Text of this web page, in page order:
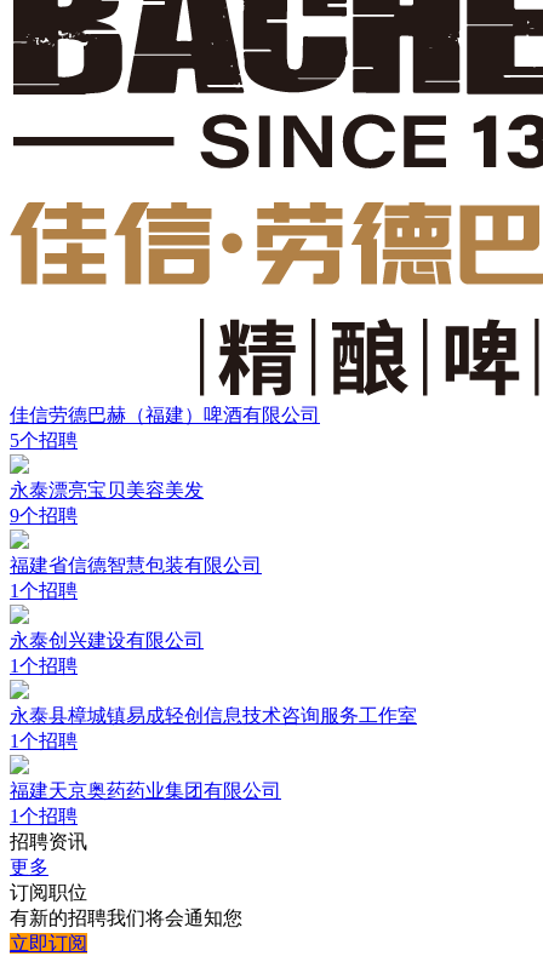
佳信劳德巴赫（福建）啤酒有限公司
5个招聘
永泰漂亮宝贝美容美发
9个招聘
福建省信德智慧包装有限公司
1个招聘
永泰创兴建设有限公司
1个招聘
永泰县樟城镇易成轻创信息技术咨询服务工作室
1个招聘
福建天京奥药药业集团有限公司
1个招聘
招聘资讯
更多
订阅职位
有新的招聘我们将会通知您
立即订阅